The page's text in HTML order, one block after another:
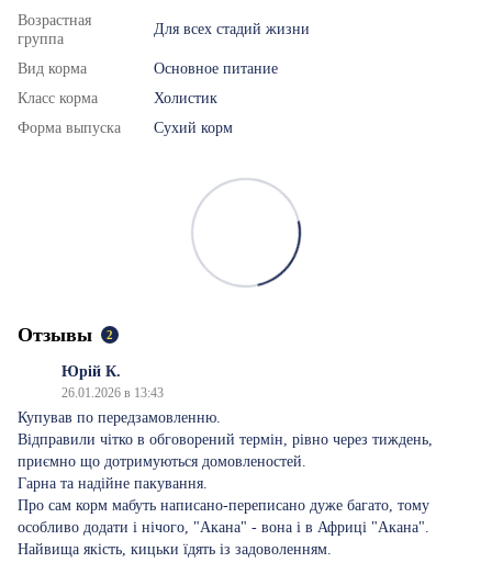
Возрастная
группа
Для всех стадий жизни
Вид корма
Основное питание
Класс корма
Холистик
Форма выпуска
Сухий корм
Отзывы 2
Юрій К.
26.01.2026 в 13:43
Купував по передзамовленню.
Відправили чітко в обговорений термін, рівно через тиждень,
приємно що дотримуються домовленостей.
Гарна та надійне пакування.
Про сам корм мабуть написано-переписано дуже багато, тому
особливо додати і нічого, "Акана" - вона і в Африці "Акана".
Найвища якість, кицьки їдять із задоволенням.